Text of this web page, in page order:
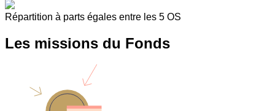
Répartition à parts égales entre les 5 OS
Les missions du Fonds